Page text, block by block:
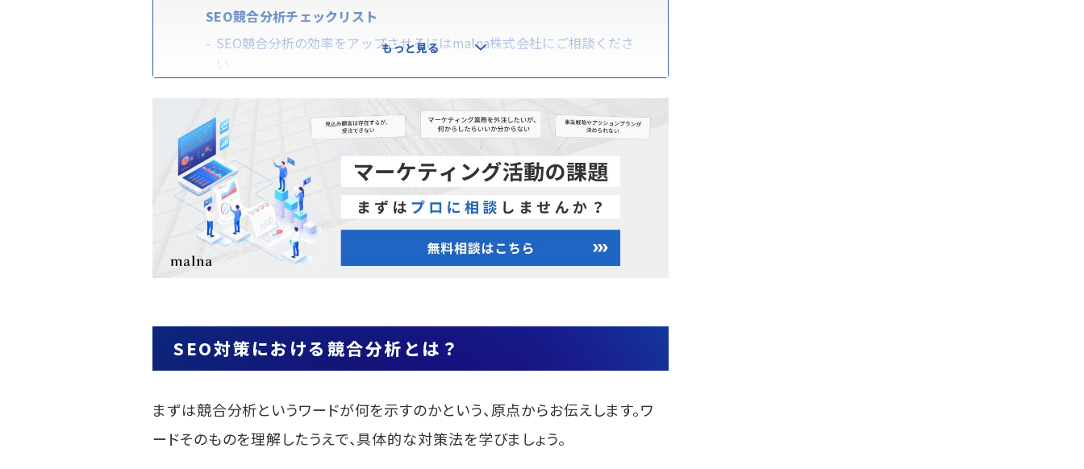
SEO競合分析チェックリスト
SEO競合分析の効率をアップさせるにはmalna株式会社にご相談くださ
い
キーワードをピックアップ
キーワードのボリュームや難易度を調査
競合サイトのコンテンツを調査
競合分析を既存コンテンツに活かすには？
リライトで伸ばしやすいコンテンツを絞り込む
上位表示されているページと比較して弱点を分析
順位のチェックとリライトは継続的に行う
SEO対策における競合分析に有効なツール3選
鉄板ツールの「Googleキーワードプランナー」
世界的にも有名な「Moz Rank Checker」
競合サイトのランクを分析するおすすめツール3選
もっと見る
SEO対策における競合分析とは？
まずは競合分析というワードが何を示すのかという、原点からお伝えします。ワ
ードそのものを理解したうえで、具体的な対策法を学びましょう。